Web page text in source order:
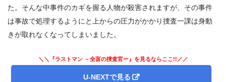
た。そんな中事件のカギを握る人物が殺害されますが、その事件
は事故で処理するようにと上からの圧力がかかり捜査一課は身動
きが取れなくなってしまいました。
＼＼『ラストマン －全盲の捜査官ー』を見るならここ!!／／
U-NEXTで見る